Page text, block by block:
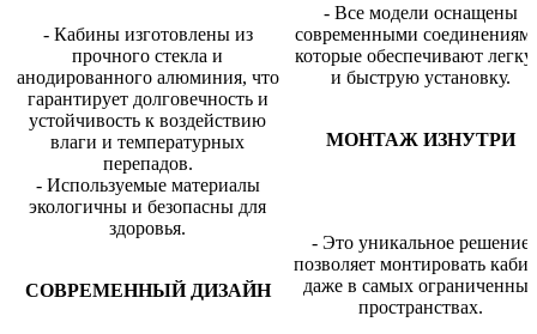
- Кабины изготовлены из
прочного стекла и
анодированного алюминия, что
гарантирует долговечность и
устойчивость к воздействию
влаги и температурных
перепадов.
- Используемые материалы
экологичны и безопасны для
здоровья.
СОВРЕМЕННЫЙ ДИЗАЙН
- Все модели оснащены
современными
которые обеспечивают
и быструю установку.
МОНТАЖ ИЗНУТРИ
- Это уникальное решение
позволяет монтировать
даже в самых ограниченных
пространствах.